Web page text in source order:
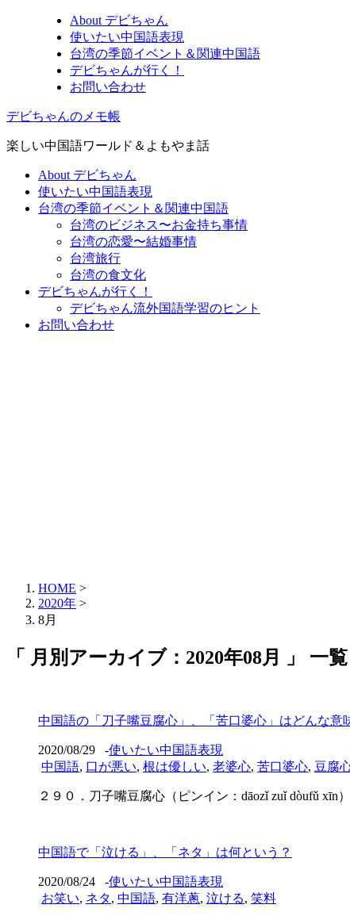
About デビちゃん
使いたい中国語表現
台湾の季節イベント＆関連中国語
デビちゃんが行く！
お問い合わせ
デビちゃんのメモ帳
楽しい中国語ワールド＆よもやま話
About デビちゃん
使いたい中国語表現
台湾の季節イベント＆関連中国語
台湾のビジネス〜お金持ち事情
台湾の恋愛〜結婚事情
台湾旅行
台湾の食文化
デビちゃんが行く！
デビちゃん流外国語学習のヒント
お問い合わせ
HOME >
2020年 >
8月
「 月別アーカイブ：2020年08月 」 一覧
中国語の「刀子嘴豆腐心」、「苦口婆心」はどんな意
2020/08/29 -使いたい中国語表現
中国語, 口が悪い, 根は優しい, 老婆心, 苦口婆心, 豆腐
２９０．刀子嘴豆腐心（ピンイン：dāozǐ zuǐ dòufǔ xīn
中国語で「泣ける」、「ネタ」は何という？
2020/08/24 -使いたい中国語表現
お笑い, ネタ, 中国語, 有洋蔥, 泣ける, 笑料